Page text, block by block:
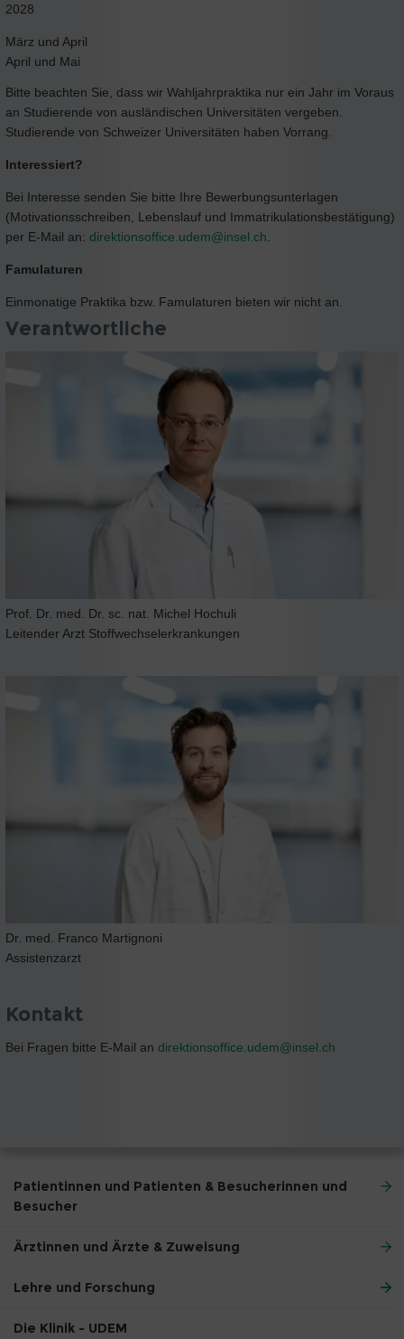
2028
März und April
April und Mai
Bitte beachten Sie, dass wir Wahljahrpraktika nur ein Jahr im Voraus
an Studierende von ausländischen Universitäten vergeben.
Studierende von Schweizer Universitäten haben Vorrang.
Interessiert?
Bei Interesse senden Sie bitte Ihre Bewerbungsunterlagen
(Motivationsschreiben, Lebenslauf und Immatrikulationsbestätigung)
per E-Mail an: direktionsoffice.udem@insel.ch
Famulaturen
Einmonatige Praktika bzw. Famulaturen bieten wir nicht an.
Verantwortliche
Prof. Dr. med. Dr. sc. nat. Michel Hochuli
Leitender Arzt Stoffwechselerkrankungen
Dr. med. Franco Martignoni
Assistenzarzt
Kontakt
Bei Fragen bitte E-Mail an direktionsoffice.udem@insel.ch
Patientinnen und Patienten & Besucherinnen und
Besucher
Ärztinnen und Ärzte & Zuweisung
Lehre und Forschung
Die Klinik - UDEM